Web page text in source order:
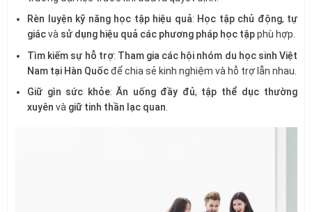
Rèn luyện kỹ năng học tập hiệu quả: Học tập chủ động, tự
giácvà sử dụng hiệu quả các phương pháp học tậpphù hợp.
Tìm kiếm sự hỗ trợ: Tham gia các hội nhóm du học sinh Việt
Nam tại Hàn Quốcđể chia sẻ kinh nghiệm và hỗ trợ lẫn nhau.
Giữ gìn sức khỏe:Ăn uống đầy đủ, tập thể dục thường
xuyên và giữ tinh thần lạc quan